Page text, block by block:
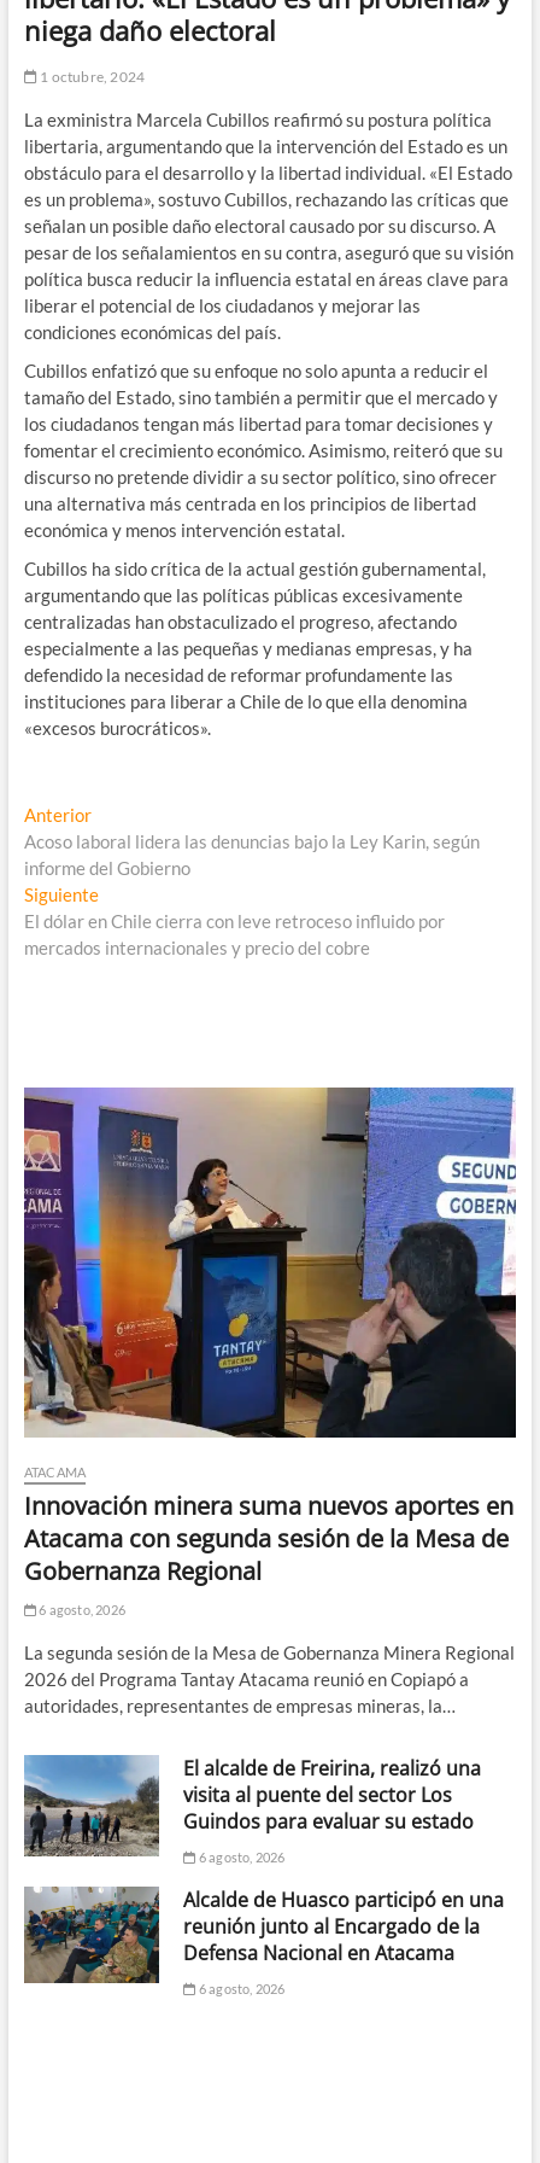
niega daño electoral
1 octubre, 2024
La exministra Marcela Cubillos reafirmó su postura política
libertaria, argumentando que la intervención del Estado es un
obstáculo para el desarrollo y la libertad individual. «El Estado
es un problema», sostuvo Cubillos, rechazando las críticas que
señalan un posible daño electoral causado por su discurso. A
pesar de los señalamientos en su contra, aseguró que su visión
política busca reducir la influencia estatal en áreas clave para
liberar el potencial de los ciudadanos y mejorar las
condiciones económicas del país.
Cubillos enfatizó que su enfoque no solo apunta a reducir el
tamaño del Estado, sino también a permitir que el mercado y
los ciudadanos tengan más libertad para tomar decisiones y
fomentar el crecimiento económico. Asimismo, reiteró que su
discurso no pretende dividir a su sector político, sino ofrecer
una alternativa más centrada en los principios de libertad
económica y menos intervención estatal.
Cubillos ha sido crítica de la actual gestión gubernamental,
argumentando que las políticas públicas excesivamente
centralizadas han obstaculizado el progreso, afectando
especialmente a las pequeñas y medianas empresas, y ha
defendido la necesidad de reformar profundamente las
instituciones para liberar a Chile de lo que ella denomina
«excesos burocráticos».
Navegación
de
entradas
AnteriorEntrada
anterior:
Acoso laboral lidera las denuncias bajo la Ley Karin, según
informe del Gobierno
SiguienteEntrada
siguiente:
El dólar en Chile cierra con leve retroceso influido por
mercados internacionales y precio del cobre
ATACAMA
Innovación minera suma nuevos aportes en
Atacama con segunda sesión de la Mesa de
Gobernanza Regional
6 agosto, 2026
La segunda sesión de la Mesa de Gobernanza Minera Regional
2026 del Programa Tantay Atacama reunió en Copiapó a
autoridades, representantes de empresas mineras, la…
El alcalde de Freirina, realizó una
visita al puente del sector Los
Guindos para evaluar su estado
6 agosto, 2026
Alcalde de Huasco participó en una
reunión junto al Encargado de la
Defensa Nacional en Atacama
6 agosto, 2026